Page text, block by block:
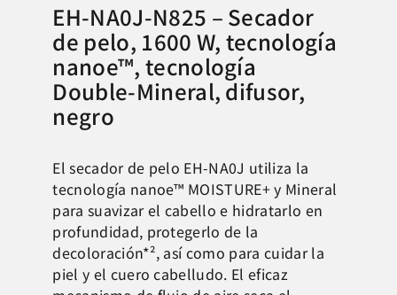
EH-NA0J-N825 – Secador
de pelo, 1600 W, tecnología
nanoe™, tecnología
Double-Mineral, difusor,
negro
El secador de pelo EH-NA0J utiliza la
tecnología nanoe™ MOISTURE+ y Mineral
para suavizar el cabello e hidratarlo en
profundidad, protegerlo de la
decoloración*², así como para cuidar la
piel y el cuero cabelludo. El eficaz